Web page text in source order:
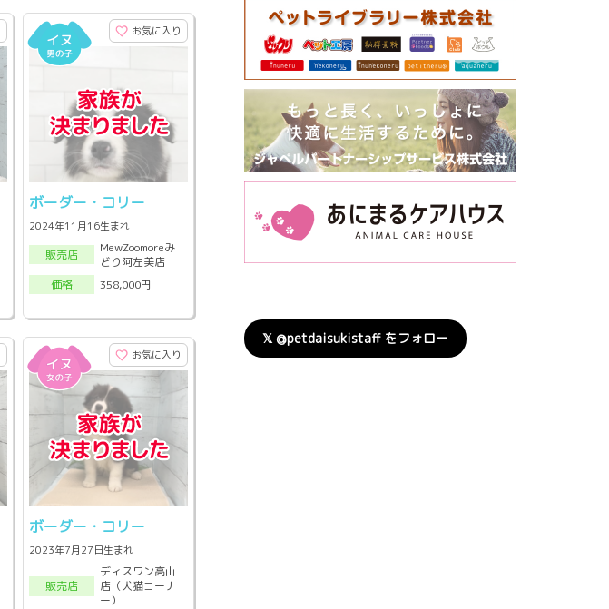
お気に入り
ボーダー・コリー
2024年11月16生まれ
販売店
MewZoomoreみ
どり阿左美店
価格
358,000円
お気に入り
ボーダー・コリー
2023年7月27日生まれ
販売店
ディスワン高山
店（犬猫コーナ
ー）
𝕏 @petdaisukistaff をフォロー